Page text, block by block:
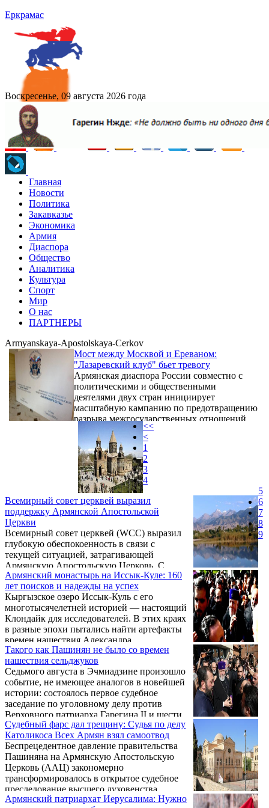
Еркрамас
Воскресенье, 09 августа 2026 года
Главная
Новости
Политика
Закавказье
Экономика
Армия
Диаспора
Общество
Аналитика
Культура
Спорт
Мир
О нас
ПАРТНЕРЫ
Armyanskaya-Apostolskaya-Cerkov
Мост между Москвой и Ереваном:
"Лазаревский клуб" бьет тревогу
Армянская диаспора России совместно с
политическими и общественными
деятелями двух стран инициирует
масштабную кампанию по предотвращению
разрыва межгосударственных отношений
между Москвой и Ереваном. Центром
консолидации сил стало расширенное
заседание Совета Международного
российско-армянского «Лазаревского
клуба», прошедшее 7 августа 2026 года в
Лазаревском районе Сочи. Мероприятие,
объединившее площадки в Сочи, Москве и
Ереване в формате очной встречи и
видеоконференции, было полностью
Всемирный совет церквей выразил
поддержку Армянской Апостольской
Церкви
Всемирный совет церквей (WCC) выразил
глубокую обеспокоенность в связи с
текущей ситуацией, затрагивающей
Армянскую Апостольскую Церковь. С
соответствующим заявлением выступили
модератор Центрального комитета WCC
епископ доктор Генрих Бедфорд-Штром и
генеральный секретарь организации
преподобный профессор Джерри Пиллэй.
Армянский монастырь на Иссык-Куле: 160
лет поисков и надежды на успех
Кыргызское озеро Иссык-Куль с его
многотысячелетней историей — настоящий
Клондайк для исследователей. В этих краях
в разные эпохи пытались найти артефакты
времен нашествия Александра
Македонского и завоевателя Тимура,
искали сокровища Чингисхана, следы
тамплиеров и даже золото белогвардейцев.
Однако главная интрига, уже более 160 лет
не дающая покоя ученым, связана с
поисками затерянного армянского
монастыря, в котором, по преданиям,
покоятся мощи одного из ближайших
учеников Христа — святого апостола ...
Такого как Пашинян не было со времен
нашествия сельджуков
Седьмого августа в Эчмиадзине произошло
событие, не имеющее аналогов в новейшей
истории: состоялось первое судебное
заседание по уголовному делу против
Верховного патриарха Гарегина II и шести
епископов, являющихся членами Высшего
духовного совета ААЦ. Католикос,
демонстрируя непреклонность, лично
прибыл на заседание. Однако процесс
застопорился в самом начале — судья был
вынужден заявить о самоотводе.
Судебный фарс дал трещину: Судья по делу
Католикоса Всех Армян взял самоотвод
Беспрецедентное давление правительства
Пашиняна на Армянскую Апостольскую
Церковь (ААЦ) закономерно
трансформировалось в открытое судебное
преследование высшего духовенства.
Однако попытка властей организовать
Армянский патриархат Иерусалима: Нужно
<<
<
1
2
3
4
5
6
7
8
9